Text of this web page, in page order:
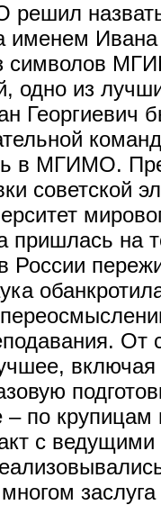
именем
символов
одно из
Георгиевич
в МГИМО.
советской
пришлась на
России
От
– по
с